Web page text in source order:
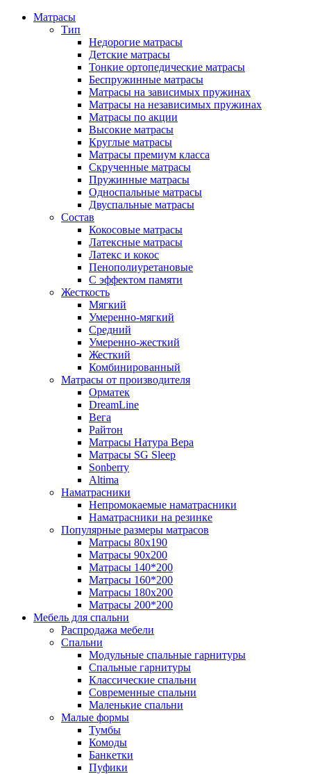
Матрасы
Тип
Недорогие матрасы
Детские матрасы
Тонкие ортопедические матрасы
Беспружинные матрасы
Матрасы на зависимых пружинах
Матрасы на независимых пружинах
Матрасы по акции
Высокие матрасы
Круглые матрасы
Матрасы премиум класса
Скрученные матрасы
Пружинные матрасы
Односпальные матрасы
Двуспальные матрасы
Состав
Кокосовые матрасы
Латексные матрасы
Латекс и кокос
Пенополиуретановые
С эффектом памяти
Жесткость
Мягкий
Умеренно-мягкий
Средний
Умеренно-жесткий
Жесткий
Комбинированный
Матрасы от производителя
Орматек
DreamLine
Вега
Райтон
Матрасы Натура Вера
Матрасы SG Sleep
Sonberry
Altima
Наматрасники
Непромокаемые наматрасники
Наматрасники на резинке
Популярные размеры матрасов
Матрасы 80x190
Матрасы 90x200
Матрасы 140*200
Матрасы 160*200
Матрасы 180x200
Матрасы 200*200
Мебель для спальни
Распродажа мебели
Спальни
Модульные спальные гарнитуры
Спальные гарнитуры
Классические спальни
Современные спальни
Маленькие спальни
Малые формы
Тумбы
Комоды
Банкетки
Пуфики